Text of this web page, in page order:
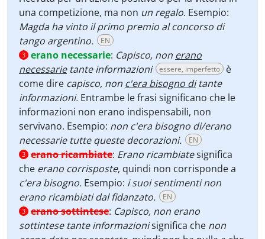
una competizione, ma non un regalo. Esempio:
Magda ha vinto il primo premio al concorso di
tango argentino.
EN
3 erano necessarie: Capisco, non erano
necessarietante informazioni essere, imperfetto
è
come dire capisco, non c'era bisogno ditante
informazioni. Entrambe le frasi significano che le
informazioni non erano indispensabili, non
servivano. Esempio: non c'era bisogno di/erano
necessarie tutte queste decorazioni.
EN
3 erano ricambiate: Erano ricambiatesignifica
che erano corrisposte, quindi non corrisponde a
c'era bisogno. Esempio: i suoi sentimenti non
erano ricambiati dal fidanzato.
EN
3 erano sottintese: Capisco, non erano
sottintese tante informazionisignifica che non